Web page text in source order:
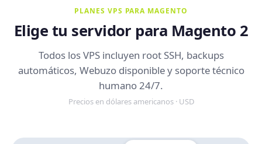
PLANES VPS PARA MAGENTO
Elige tu servidor para Magento 2
Todos los VPS incluyen root SSH, backups
automáticos, Webuzo disponible y soporte técnico
humano 24/7.
Precios en dólares americanos · USD